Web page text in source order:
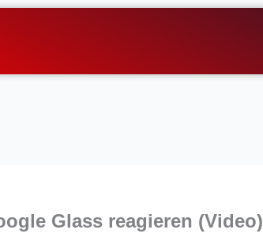
Glass reagieren (Video)